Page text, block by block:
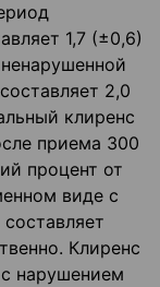
1,7 (±0,6)
2,0
клиренс
приема 300
процент от
виде с
Клиренс
нарушением